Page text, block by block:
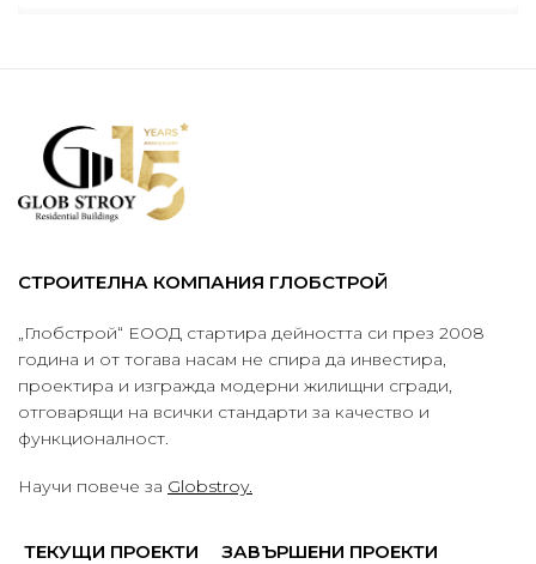
СТРОИТЕЛНА КОМПАНИЯ ГЛОБСТРОЙ
„Глобстрой“ ЕООД стартира дейността си през 2008
година и от тогава насам не спира да инвестира,
проектира и изгражда модерни жилищни сгради,
отговарящи на всички стандарти за качество и
функционалност.
Научи повече за Globstroy.
ТЕКУЩИ ПРОЕКТИ
ЗАВЪРШЕНИ ПРОЕКТИ